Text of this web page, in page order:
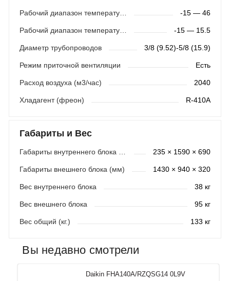
Рабочий диапазон температур (охлаждение) -15 — 46
Рабочий диапазон температур (обогрев) -15 — 15.5
Диаметр трубопроводов 3/8 (9.52)-5/8 (15.9)
Режим приточной вентиляции Есть
Расход воздуха (м3/час) 2040
Хладагент (фреон) R-410A
Габариты и Вес
235 × 1590 × 690
Габариты внешнего блока (мм) 1430 × 940 × 320
Вес внутреннего блока 38 кг
Вес внешнего блока 95 кг
Вес общий (кг.) 133 кг
Вы недавно смотрели
Daikin FHA140A/RZQSG14 0L9V